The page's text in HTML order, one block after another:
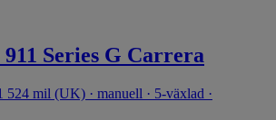
911 Series G Carrera
524 mil (UK) · manuell · 5-växlad ·